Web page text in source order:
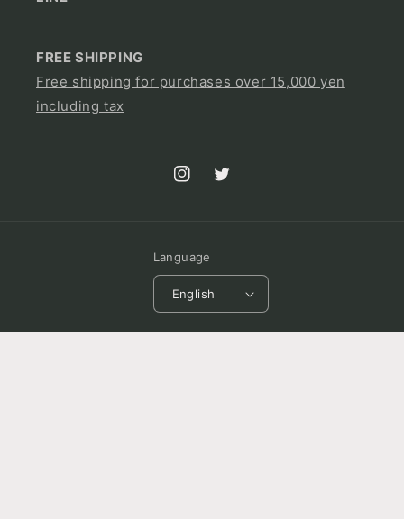
FREE SHIPPING
Free shipping for purchases over 15,000 yen
including tax
InstagramTwitter
Language
English